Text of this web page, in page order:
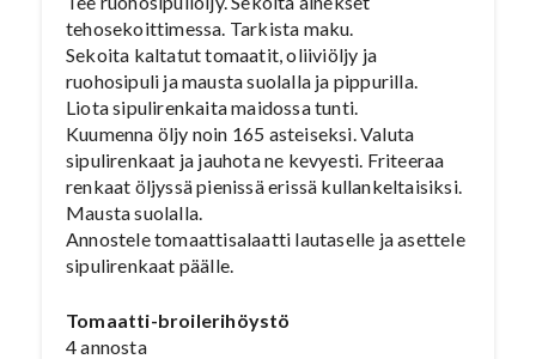
tehosekoittimessa. Tarkista maku.
Sekoita kaltatut tomaatit, oliiviöljy ja
ruohosipuli ja mausta suolalla ja pippurilla.
Liota sipulirenkaita maidossa tunti.
Kuumenna öljy noin 165 asteiseksi. Valuta
sipulirenkaat ja jauhota ne kevyesti. Friteeraa
renkaat öljyssä pienissä erissä kullankeltaisiksi.
Mausta suolalla.
Annostele tomaattisalaatti lautaselle ja asettele
sipulirenkaat päälle.
Tomaatti-broilerihöystö
4 annosta